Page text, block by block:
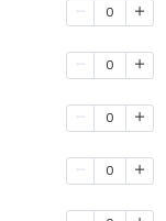
0
0
0
0